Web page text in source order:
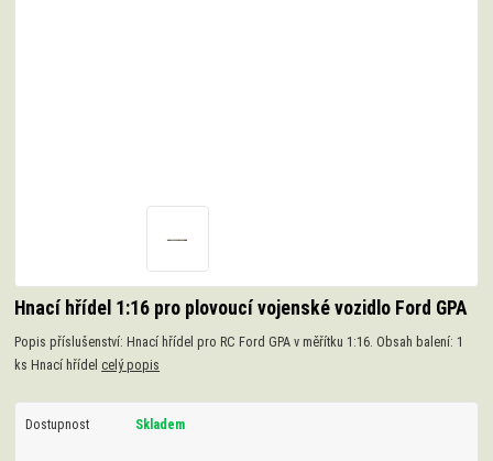
Hnací hřídel 1:16 pro plovoucí vojenské vozidlo Ford GPA
Popis příslušenství: Hnací hřídel pro RC Ford GPA v měřítku 1:16. Obsah balení: 1
ks Hnací hřídel celý popis
Dostupnost Skladem